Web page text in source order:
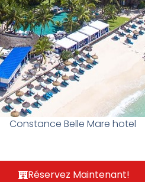
Réservez Maintenant!
Constance Belle Mare hotel